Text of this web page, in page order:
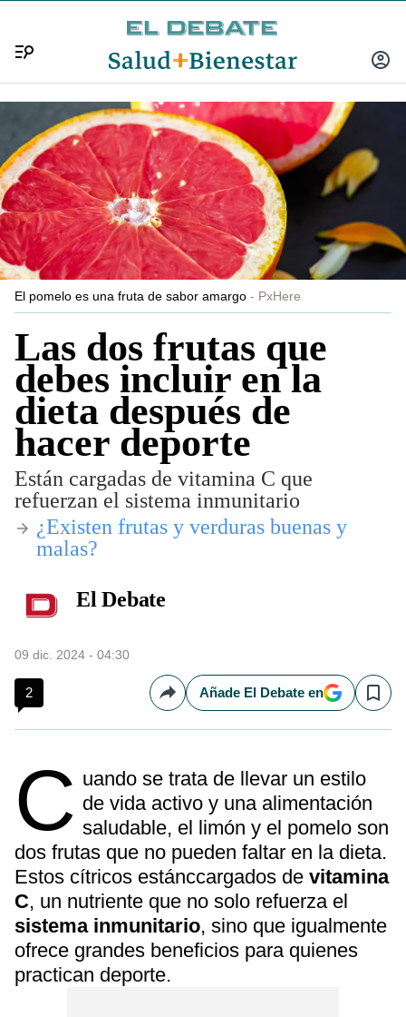
INICIAR
El pomelo es una fruta de sabor amargo PxHere
Las dos frutas que
debes incluir en la
dieta después de
hacer deporte
Están cargadas de vitamina C que
refuerzan el sistema inmunitario
​¿Existen frutas y verduras buenas y
malas?
El Debate
09 dic. 2024 - 04:30
2 CompartirAñade El Debate en Save
C uando se trata de llevar un estilo
de vida activo y una alimentación
saludable, el limón y el pomelo son
dos frutas que no pueden faltar en la dieta.
Estos cítricos estánccargados de vitamina
C, un nutriente que no solo refuerza el
sistema inmunitario, sino que igualmente
ofrece grandes beneficios para quienes
practican deporte.